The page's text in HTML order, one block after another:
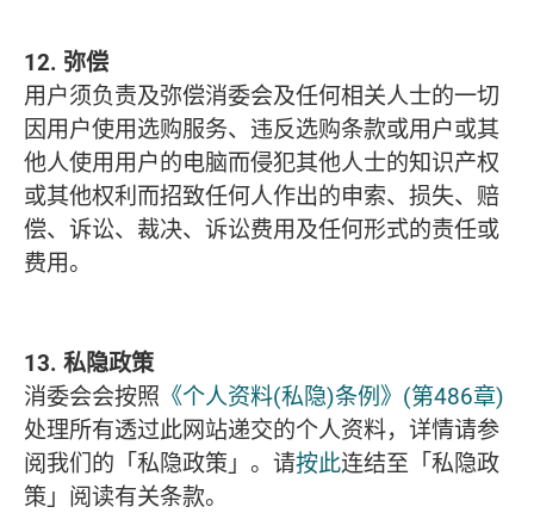
12. 弥偿
用户须负责及弥偿消委会及任何相关人士的一切
因用户使用选购服务、违反选购条款或用户或其
他人使用用户的电脑而侵犯其他人士的知识产权
或其他权利而招致任何人作出的申索、损失、赔
偿、诉讼、裁决、诉讼费用及任何形式的责任或
费用。
13. 私隐政策
消委会会按照 《个人资料(私隐)条例》(第486章)
处理所有透过此网站递交的个人资料，详情请参
阅我们的「私隐政策」。请按此连结至「私隐政
策」阅读有关条款。